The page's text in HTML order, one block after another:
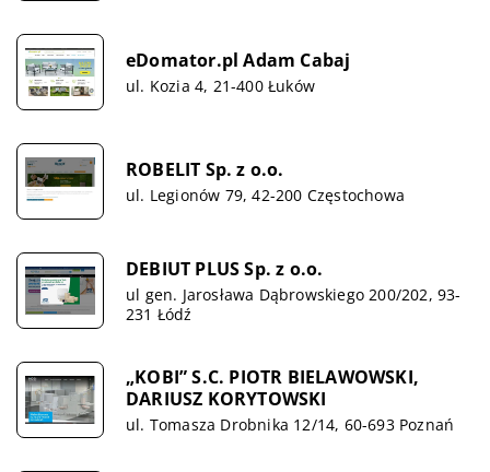
eDomator.pl Adam Cabaj
ul. Kozia 4, 21-400 Łuków
ROBELIT Sp. z o.o.
ul. Legionów 79, 42-200 Częstochowa
DEBIUT PLUS Sp. z o.o.
ul gen. Jarosława Dąbrowskiego 200/202, 93-
231 Łódź
„KOBI” S.C. PIOTR BIELAWOWSKI,
DARIUSZ KORYTOWSKI
ul. Tomasza Drobnika 12/14, 60-693 Poznań